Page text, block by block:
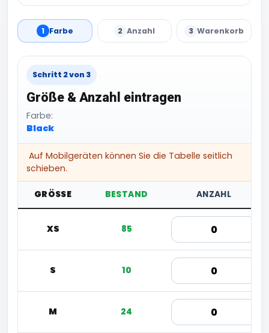
1 Farbe 2 Anzahl 3 Warenkorb
Schritt 2 von 3
Größe & Anzahl eintragen
Farbe:
Black
Auf Mobilgeräten können Sie die Tabelle seitlich
schieben.
GRÖSSE BESTAND ANZAHL
XS 85
S 10
M 24